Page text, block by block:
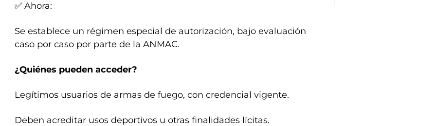
✅ Ahora:
Se establece un régimen especial de autorización, bajo evaluación
caso por caso por parte de la ANMAC.
¿Quiénes pueden acceder?
Legítimos usuarios de armas de fuego, con credencial vigente.
Deben acreditar usos deportivos u otras finalidades lícitas.